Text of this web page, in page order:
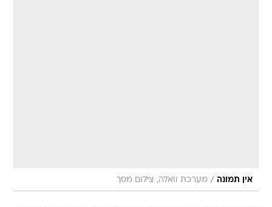
אין תמונה / מערכת וואלה, צילום מסך